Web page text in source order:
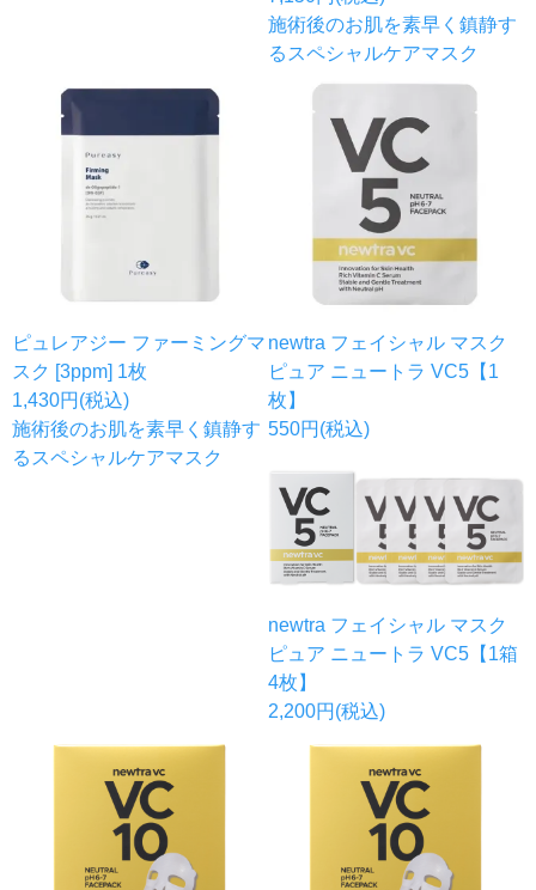
施術後のお肌を素早く鎮静す
るスペシャルケアマスク
ピュレアジー ファーミングマ
スク [3ppm] 1枚
1,430円(税込)
施術後のお肌を素早く鎮静す
るスペシャルケアマスク
newtra フェイシャル マスク
ピュア ニュートラ VC5【1
枚】
550円(税込)
newtra フェイシャル マスク
ピュア ニュートラ VC5【1箱
4枚】
2,200円(税込)